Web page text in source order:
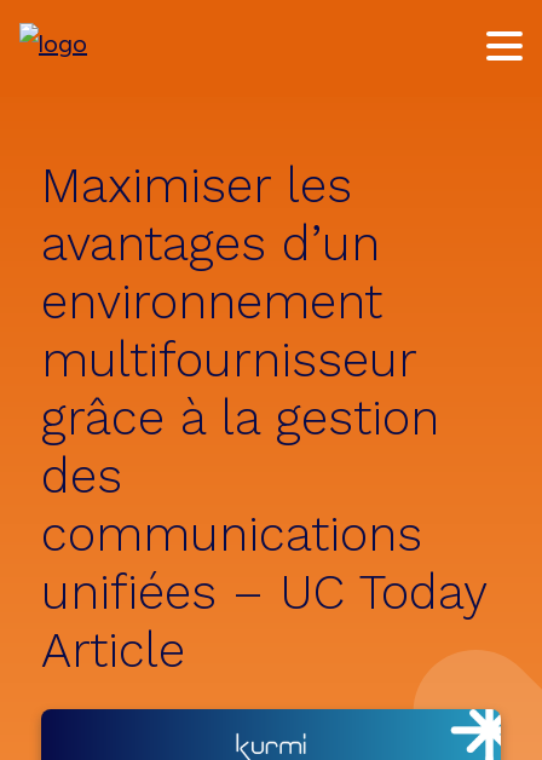
Maximiser les
avantages d’un
environnement
multifournisseur
grâce à la gestion
des
communications
unifiées – UC Today
Article